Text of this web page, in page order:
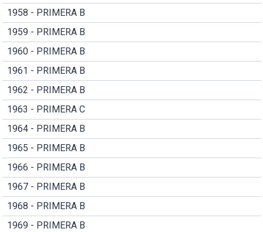
1958 - PRIMERA B
1959 - PRIMERA B
1960 - PRIMERA B
1961 - PRIMERA B
1962 - PRIMERA B
1963 - PRIMERA C
1964 - PRIMERA B
1965 - PRIMERA B
1966 - PRIMERA B
1967 - PRIMERA B
1968 - PRIMERA B
1969 - PRIMERA B